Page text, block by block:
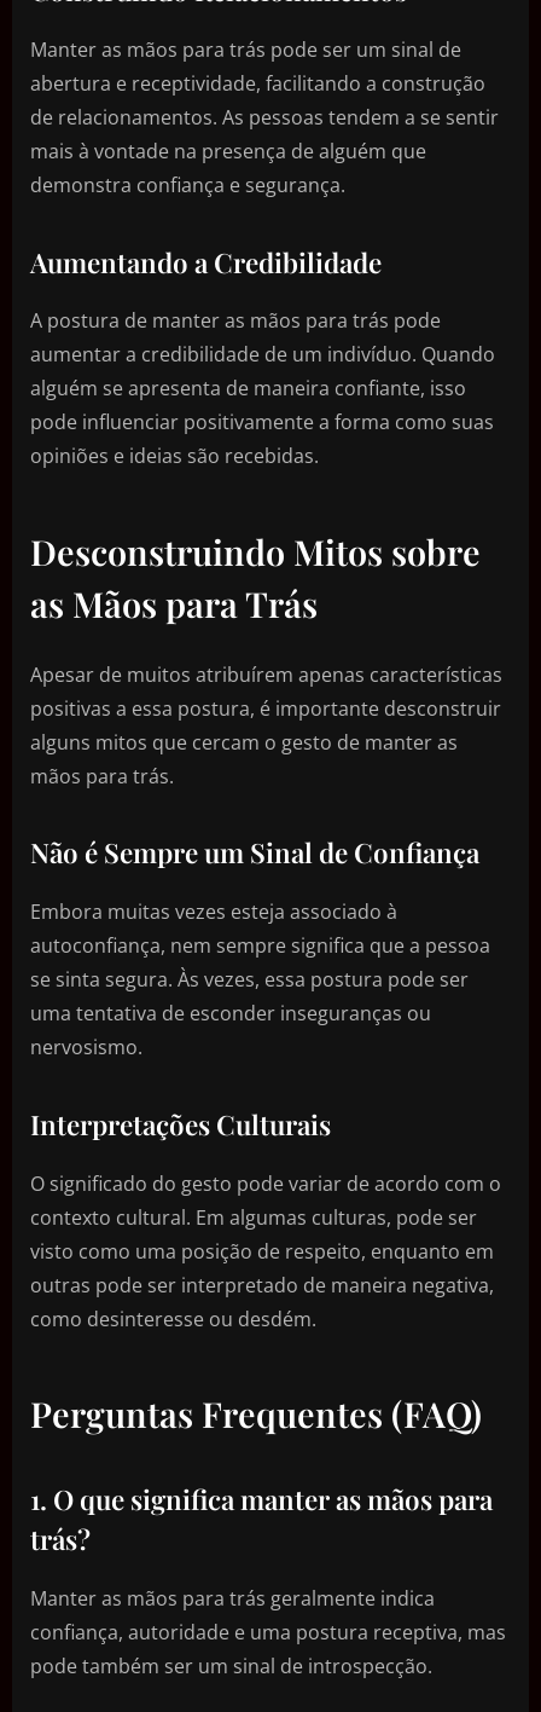
Manter as mãos para trás pode ser um sinal de
abertura e receptividade, facilitando a construção
de relacionamentos. As pessoas tendem a se sentir
mais à vontade na presença de alguém que
demonstra confiança e segurança.
Aumentando a Credibilidade
A postura de manter as mãos para trás pode
aumentar a credibilidade de um indivíduo. Quando
alguém se apresenta de maneira confiante, isso
pode influenciar positivamente a forma como suas
opiniões e ideias são recebidas.
Desconstruindo Mitos sobre
as Mãos para Trás
Apesar de muitos atribuírem apenas características
positivas a essa postura, é importante desconstruir
alguns mitos que cercam o gesto de manter as
mãos para trás.
Não é Sempre um Sinal de Confiança
Embora muitas vezes esteja associado à
autoconfiança, nem sempre significa que a pessoa
se sinta segura. Às vezes, essa postura pode ser
uma tentativa de esconder inseguranças ou
nervosismo.
Interpretações Culturais
O significado do gesto pode variar de acordo com o
contexto cultural. Em algumas culturas, pode ser
visto como uma posição de respeito, enquanto em
outras pode ser interpretado de maneira negativa,
como desinteresse ou desdém.
Perguntas Frequentes (FAQ)
1. O que significa manter as mãos para
trás?
Manter as mãos para trás geralmente indica
confiança, autoridade e uma postura receptiva, mas
pode também ser um sinal de introspecção.